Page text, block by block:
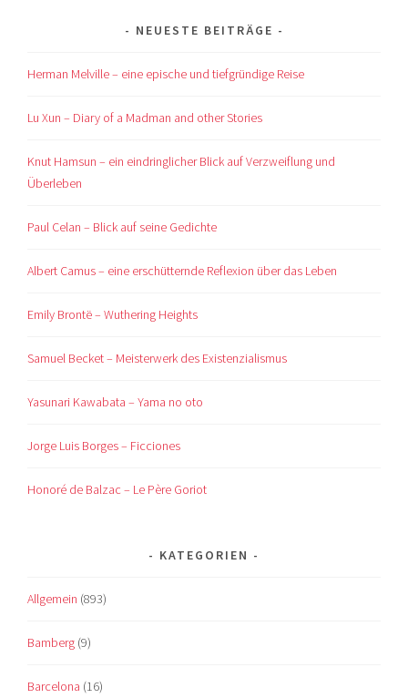
NEUESTE BEITRÄGE
Herman Melville – eine epische und tiefgründige Reise
Lu Xun – Diary of a Madman and other Stories
Knut Hamsun – ein eindringlicher Blick auf Verzweiflung und
Überleben
Paul Celan – Blick auf seine Gedichte
Albert Camus – eine erschütternde Reflexion über das Leben
Emily Brontë – Wuthering Heights
Samuel Becket – Meisterwerk des Existenzialismus
Yasunari Kawabata – Yama no oto
Jorge Luis Borges – Ficciones
Honoré de Balzac – Le Père Goriot
KATEGORIEN
Allgemein (893)
Bamberg (9)
Barcelona (16)